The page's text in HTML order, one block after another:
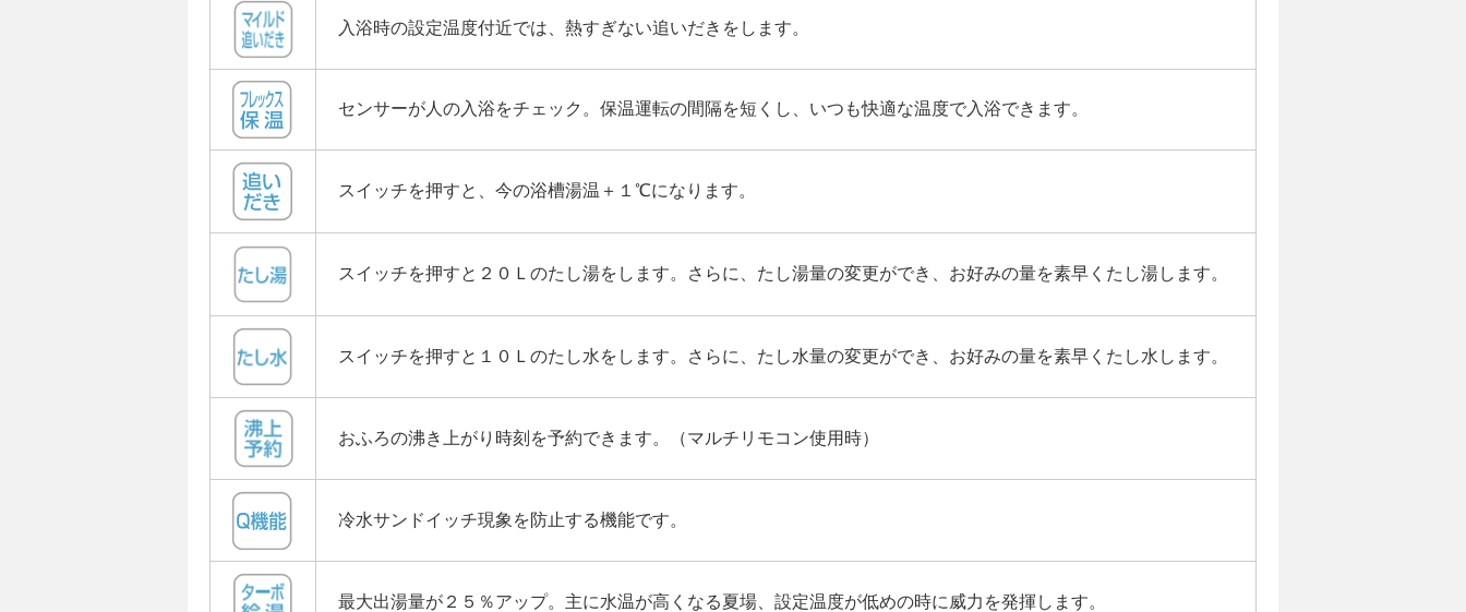
入浴時の設定温度付近では、熱すぎない追いだきをします。
センサーが人の入浴をチェック。保温運転の間隔を短くし、いつも快適な温度で入浴できます。
スイッチを押すと、今の浴槽湯温＋１℃になります。
スイッチを押すと２０Ｌのたし湯をします。さらに、たし湯量の変更ができ、お好みの量を素早くたし湯します。
スイッチを押すと１０Ｌのたし水をします。さらに、たし水量の変更ができ、お好みの量を素早くたし水します。
おふろの沸き上がり時刻を予約できます。（マルチリモコン使用時）
冷水サンドイッチ現象を防止する機能です。
最大出湯量が２５％アップ。主に水温が高くなる夏場、設定温度が低めの時に威力を発揮します。